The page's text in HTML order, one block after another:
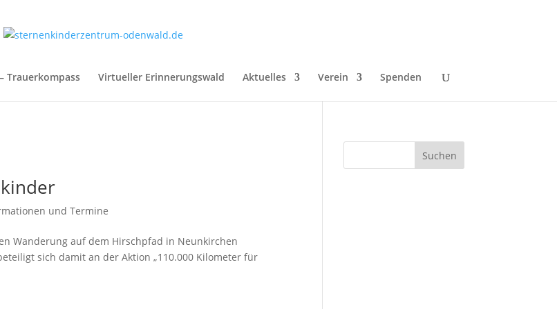
Trauerkompass Virtueller Erinnerungswald Aktuelles Verein Spenden
und Termine
Wanderung auf dem Hirschpfad in Neunkirchen
sich damit an der Aktion „110.000 Kilometer für